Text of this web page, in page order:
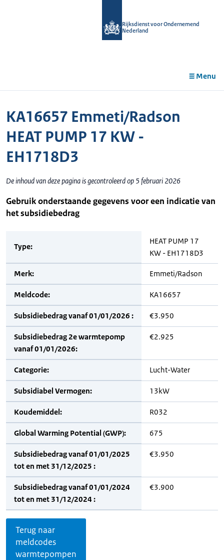
Rijksdienst voor Ondernemend
Nederland
Menu
KA16657 Emmeti/Radson
HEAT PUMP 17 KW -
EH1718D3
De inhoud van deze pagina is gecontroleerd op 5 februari 2026
Gebruik onderstaande gegevens voor een indicatie van
het subsidiebedrag
Type:
HEAT PUMP 17
KW - EH1718D3
Merk: Emmeti/Radson
Meldcode: KA16657
Subsidiebedrag vanaf 01/01/2026 : €3.950
Subsidiebedrag 2e warmtepomp
vanaf 01/01/2026:
€2.925
Categorie: Lucht-Water
Subsidiabel Vermogen: 13kW
Koudemiddel: R032
Global Warming Potential (GWP): 675
Subsidiebedrag vanaf 01/01/2025
tot en met 31/12/2025 :
€3.950
Subsidiebedrag vanaf 01/01/2024
tot en met 31/12/2024 :
€3.900
Terug naar
meldcodes
warmtepompen